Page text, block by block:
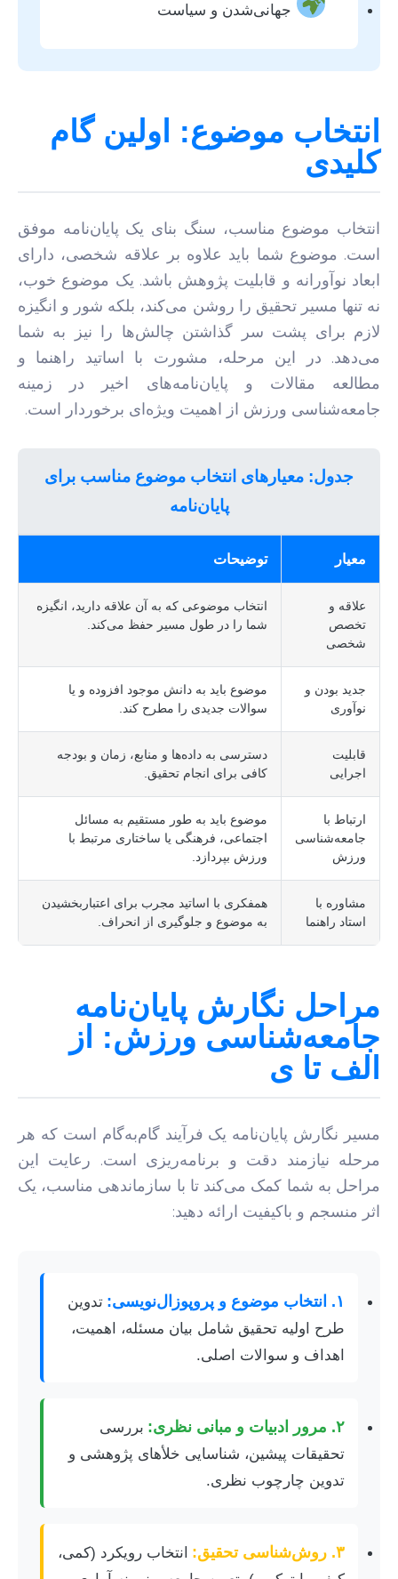
جهانی‌شدن و سیاست
انتخاب موضوع: اولین گام
کلیدی
انتخاب موضوع مناسب، سنگ بنای یک پایان‌نامه موفق
است. موضوع شما باید علاوه بر علاقه شخصی، دارای
ابعاد نوآورانه و قابلیت پژوهش باشد. یک موضوع خوب،
نه تنها مسیر تحقیق را روشن می‌کند، بلکه شور و انگیزه
لازم برای پشت سر گذاشتن چالش‌ها را نیز به شما
می‌دهد. در این مرحله، مشورت با اساتید راهنما و
مطالعه مقالات و پایان‌نامه‌های اخیر در زمینه
جامعه‌شناسی ورزش از اهمیت ویژه‌ای برخوردار است.
جدول: معیارهای انتخاب موضوع مناسب برای
پایان‌نامه
معیار توضیحات
علاقه و
تخصص
شخصی
انتخاب موضوعی که به آن علاقه دارید، انگیزه
شما را در طول مسیر حفظ می‌کند.
جدید بودن و
نوآوری
موضوع باید به دانش موجود افزوده و یا
سوالات جدیدی را مطرح کند.
قابلیت
اجرایی
دسترسی به داده‌ها و منابع، زمان و بودجه
کافی برای انجام تحقیق.
ارتباط با
جامعه‌شناسی
ورزش
موضوع باید به طور مستقیم به مسائل
اجتماعی، فرهنگی یا ساختاری مرتبط با
ورزش بپردازد.
مشاوره با
استاد راهنما
همفکری با اساتید مجرب برای اعتباربخشیدن
به موضوع و جلوگیری از انحراف.
مراحل نگارش پایان‌نامه
جامعه‌شناسی ورزش: از
الف تا ی
مسیر نگارش پایان‌نامه یک فرآیند گام‌به‌گام است که هر
مرحله نیازمند دقت و برنامه‌ریزی است. رعایت این
مراحل به شما کمک می‌کند تا با سازماندهی مناسب، یک
اثر منسجم و باکیفیت ارائه دهید:
۱. انتخاب موضوع و پروپوزال‌نویسی:
تدوین
طرح اولیه تحقیق شامل بیان مسئله، اهمیت،
اهداف و سوالات اصلی.
۲. مرور ادبیات و مبانی نظری:
بررسی
تحقیقات پیشین، شناسایی خلأهای پژوهشی و
تدوین چارچوب نظری.
۳. روش‌شناسی تحقیق:
انتخاب رویکرد (کمی،